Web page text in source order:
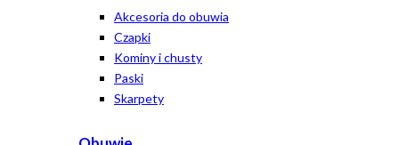
Akcesoria do obuwia
Czapki
Kominy i chusty
Paski
Skarpety